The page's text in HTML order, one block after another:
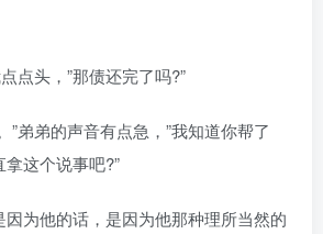
头，”那债还完了吗?”
弟的声音有点急，”我知道你帮了
这个说事吧?”
为他的话，是因为他那种理所当然的